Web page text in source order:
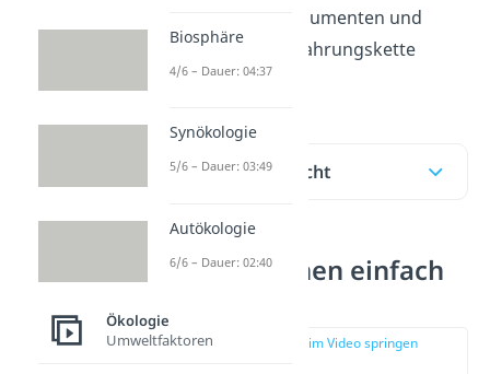
Produzenten, Konsumenten und
Destruenten die Nahrungskette
bilden.
Inhaltsübersicht
Trophieebenen einfach
zur Stelle im Video springen
Biosphäre
4/6 – Dauer: 04:37
Synökologie
5/6 – Dauer: 03:49
Autökologie
6/6 – Dauer: 02:40
Ökologie
Umweltfaktoren